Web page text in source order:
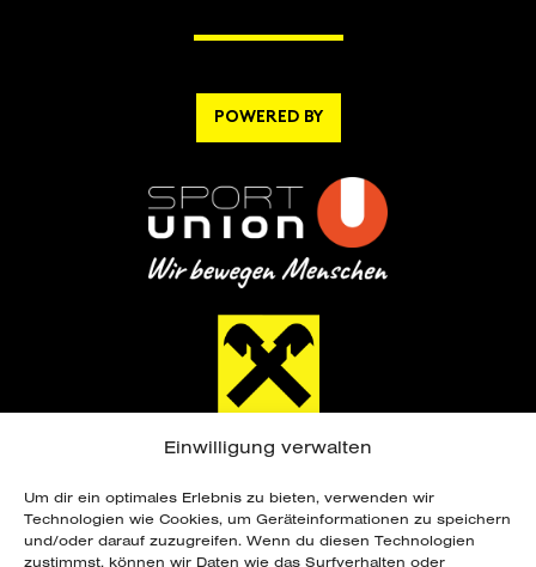
Einwilligung verwalten
Um dir ein optimales Erlebnis zu bieten, verwenden wir
Technologien wie Cookies, um Geräteinformationen zu speichern
und/oder darauf zuzugreifen. Wenn du diesen Technologien
zustimmst, können wir Daten wie das Surfverhalten oder
POWERED BY